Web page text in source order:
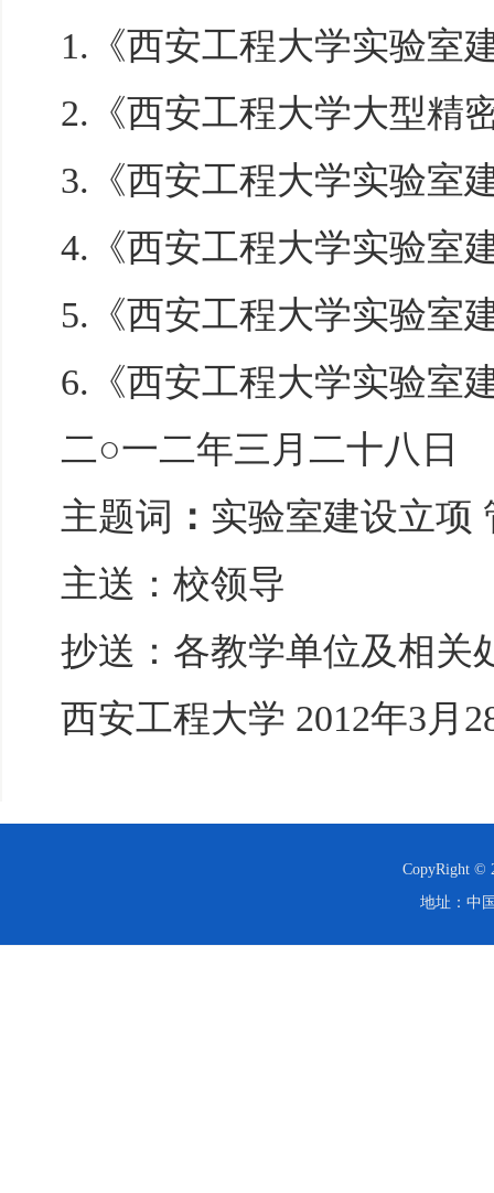
1.《西安工程大学实验室
2.《西安工程大学大型精
3.《西安工程大学实验室
4.《西安工程大学实验室
5.《西安工程大学实验室
6.《西安工程大学实验室
二○一二年三月二十八日
主题词 ： 实验室建设立项
主送：校领导
抄送：各教学单位及相关
西安工程大学 2012年3月
CopyRight ©
地址：中